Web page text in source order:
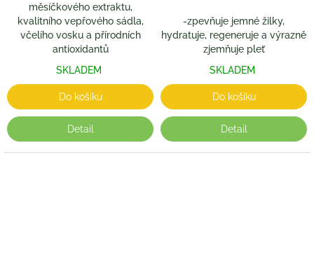
měsíčkového extraktu,
kvalitního vepřového sádla,
včelího vosku a přírodních
antioxidantů
SKLADEM
Do košíku
Detail
-zpevňuje jemné žilky,
hydratuje, regeneruje a výrazně
zjemňuje pleť
SKLADEM
Do košíku
Detail